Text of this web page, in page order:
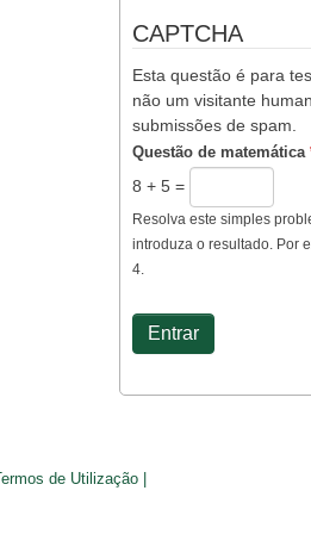
CAPTCHA
Esta questão é para
não um visitante
submissões de spam.
Questão de matemática
8 + 5 =
Resolva este simples
introduza o resultado. Por
4.
Termos de Utilização |